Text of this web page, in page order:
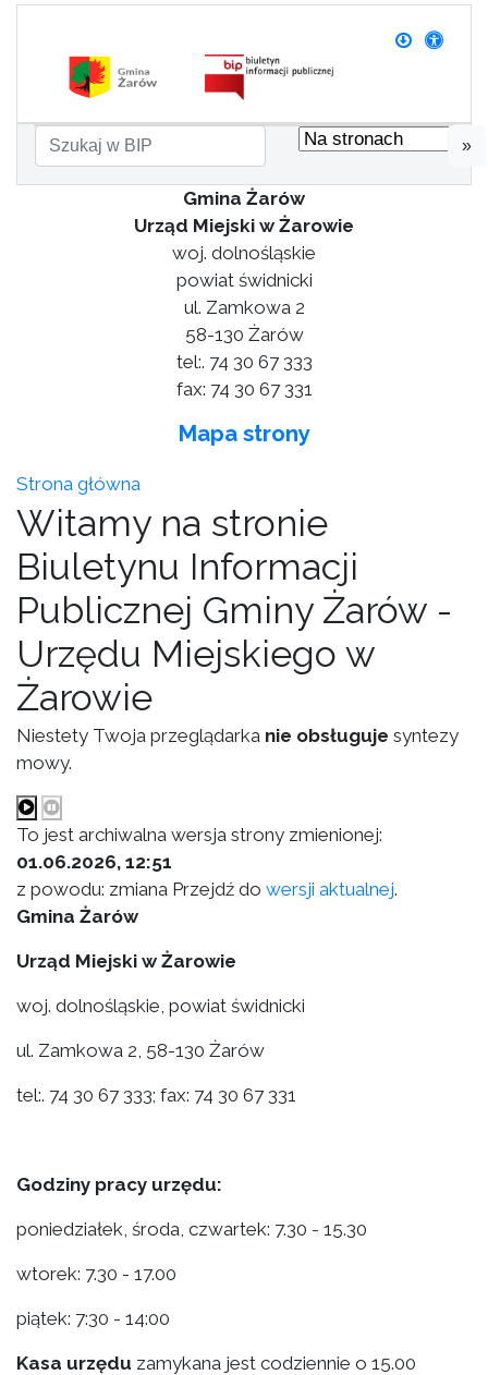
»
Gmina Żarów
Urząd Miejski w Żarowie
woj. dolnośląskie
powiat świdnicki
ul. Zamkowa 2
58-130 Żarów
tel:. 74 30 67 333
fax: 74 30 67 331
Mapa strony
Strona główna
Witamy na stronie
Biuletynu Informacji
Publicznej Gminy Żarów -
Urzędu Miejskiego w
Żarowie
Niestety Twoja przeglądarka nie obsługuje syntezy
mowy.
To jest archiwalna wersja strony zmienionej:
01.06.2026, 12:51
z powodu: zmiana Przejdź do wersji aktualnej.
Gmina Żarów
Urząd Miejski w Żarowie
woj. dolnośląskie, powiat świdnicki
ul. Zamkowa 2, 58-130 Żarów
tel:. 74 30 67 333; fax: 74 30 67 331
Godziny pracy urzędu:
poniedziałek, środa, czwartek: 7.30 - 15.30
wtorek: 7.30 - 17.00
piątek: 7:30 - 14:00
Kasa urzędu zamykana jest codziennie o 15.00